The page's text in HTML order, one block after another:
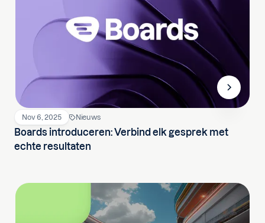
Nov 6, 2025 Nieuws
Boards introduceren: Verbind elk gesprek met
echte resultaten